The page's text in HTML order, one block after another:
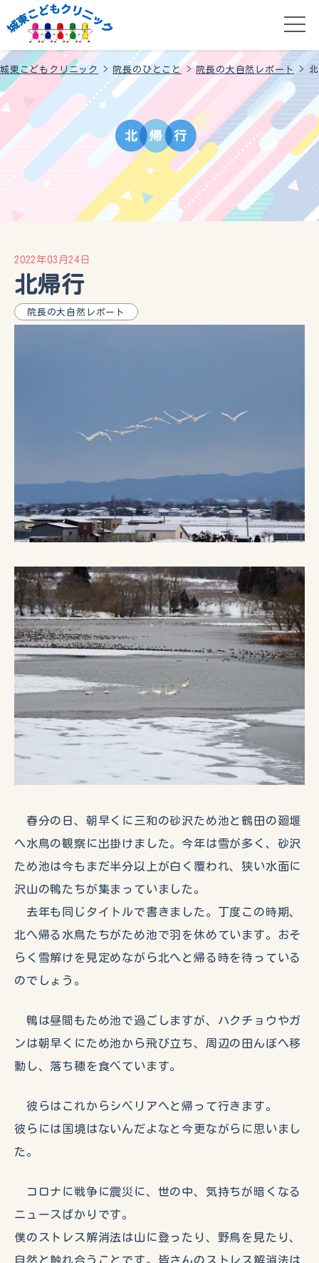
城東こどもクリニック > 院長のひとこと>院長の大自然レポート >
北 帰 行
2022年03月24日
北帰行
院長の大自然レポート
春分の日、朝早くに三和の砂沢ため池と鶴田の廻堰
へ水鳥の観察に出掛けました。今年は雪が多く、砂沢
ため池は今もまだ半分以上が白く覆われ、狭い水面に
沢山の鴨たちが集まっていました。
去年も同じタイトルで書きました。丁度この時期、
北へ帰る水鳥たちがため池で羽を休めています。おそ
らく雪解けを見定めながら北へと帰る時を待っている
のでしょう。
鴨は昼間もため池で過ごしますが、ハクチョウやガ
ンは朝早くにため池から飛び立ち、周辺の田んぼへ移
動し、落ち穂を食べています。
彼らはこれからシベリアへと帰って行きます。
彼らには国境はないんだよなと今更ながらに思いまし
た。
コロナに戦争に震災に、世の中、気持ちが暗くなる
ニュースばかりです。
僕のストレス解消法は山に登ったり、野鳥を見たり、
自然と触れ合うことです。皆さんのストレス解消法は